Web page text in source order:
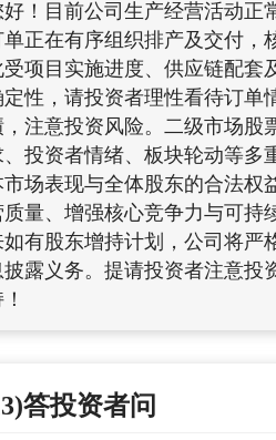
！目前公司生产经营活动正
正在有序组织排产及交付，
项目实施进度、供应链配套
性，请投资者理性看待订单
注意投资风险。二级市场股
投资者情绪、板块轮动等多
场表现与全体股东的合法权
量、增强核心竞争力与可持
有股东增持计划，公司将严
露义务。提请投资者注意投
答投资者问